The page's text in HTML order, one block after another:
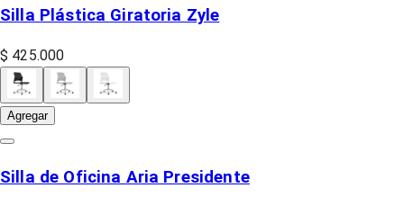
Silla Plástica Giratoria Zyle
$ 425.000
Agregar
Silla de Oficina Aria Presidente